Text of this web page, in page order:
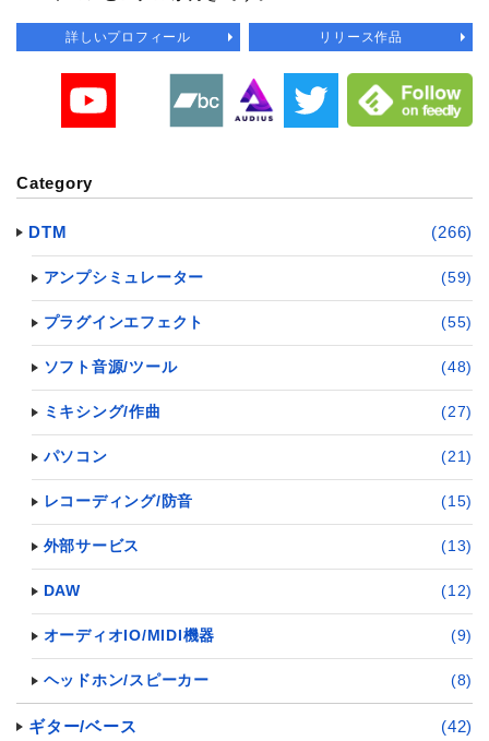
詳しいプロフィール リリース作品
Category
DTM (266)
アンプシミュレーター (59)
プラグインエフェクト (55)
ソフト音源/ツール (48)
ミキシング/作曲 (27)
パソコン (21)
レコーディング/防音 (15)
外部サービス (13)
DAW (12)
オーディオIO/MIDI機器 (9)
ヘッドホン/スピーカー (8)
ギター/ベース (42)